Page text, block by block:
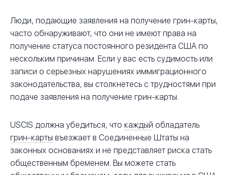
Люди, подающие заявления на получение грин-карты,
часто обнаруживают, что они не имеют права на
получение статуса постоянного резидента США по
нескольким причинам. Если у вас есть судимость или
записи о серьезных нарушениях иммиграционного
законодательства, вы столкнетесь с трудностями при
подаче заявления на получение грин-карты.
USCIS должна убедиться, что каждый обладатель
грин-карты въезжает в Соединенные Штаты на
законных основаниях и не представляет риска стать
общественным бременем. Вы можете стать